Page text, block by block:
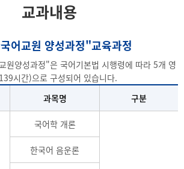
교과내용
어교원 양성과정"교육과정
원양성과정"은 국어기본법 시행령에 따라 5개 영
시간)으로 구성되어 있습니다.
과목명 구분
국어학 개론
한국어 음운론